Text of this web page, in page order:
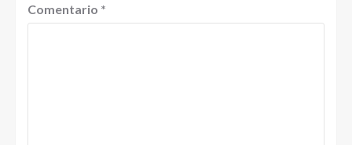
Comentario *